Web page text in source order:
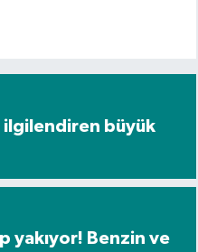
ilgilendiren büyük
yakıyor! Benzin ve